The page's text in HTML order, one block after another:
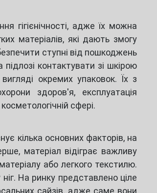
гігієнічності, адже їх можна
матеріалів, які дають змогу
ступні від пошкоджень
контактувати зі шкірою
окремих упаковок. Їх з
здоров'я, експлуатація
сфері.
кілька основних факторів, на
матеріал відіграє важливу
або легкого текстилю.
На ринку представлено ціле
сайзів, адже саме вони